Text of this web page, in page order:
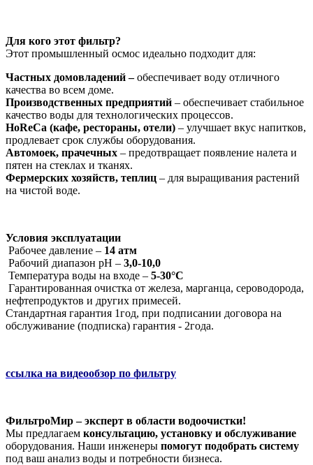
Для кого этот фильтр?
Этот промышленный осмос идеально подходит для:
Частных домовладений –обеспечивает воду отличного
качества во всем доме.
Производственных предприятий – обеспечивает стабильное
качество воды для технологических процессов.
HoReCa (кафе, рестораны, отели) – улучшает вкус напитков,
продлевает срок службы оборудования.
Автомоек, прачечных – предотвращает появление налета и
пятен на стеклах и тканях.
Фермерских хозяйств, теплиц – для выращивания растений
на чистой воде.
Условия эксплуатации
Рабочее давление – 14 атм
Рабочий диапазон pH – 3,0-10,0
Температура воды на входе – 5-30°C
Гарантированная очистка от железа, марганца, сероводорода,
нефтепродуктов и других примесей.
Стандартная гарантия 1год, при подписании договора на
обслуживание (подписка) гарантия - 2года.
ссылка на видеообзор по фильтру
ФильтроМир – эксперт в области водоочистки!
Мы предлагаем консультацию, установку и обслуживание
оборудования. Наши инженеры помогут подобрать систему
под ваш анализ воды и потребности бизнеса.